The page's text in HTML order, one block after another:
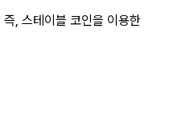
, 스테이블 코인을 이용한